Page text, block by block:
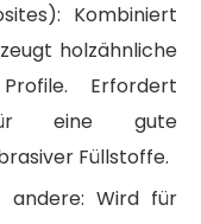
Kombiniert
holzähnliche
Erfordert
für eine gute
Füllstoffe.
andere: Wird für